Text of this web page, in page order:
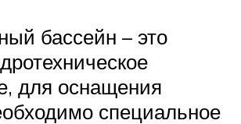
бассейн – это
для оснащения
специальное